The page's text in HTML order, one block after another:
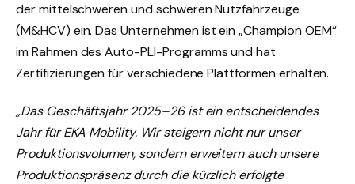
der mittelschweren und schweren Nutzfahrzeuge
(M&HCV) ein. Das Unternehmen ist ein „Champion OEM“
im Rahmen des Auto-PLI-Programms und hat
Zertifizierungen für verschiedene Plattformen erhalten.
„Das Geschäftsjahr 2025–26 ist ein entscheidendes
Jahr für EKA Mobility. Wir steigern nicht nur unser
Produktionsvolumen, sondern erweitern auch unsere
Produktionspräsenz durch die kürzlich erfolgte